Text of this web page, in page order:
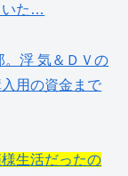
いた…
。浮 気＆ＤＶの
用の資金まで
生活だったの